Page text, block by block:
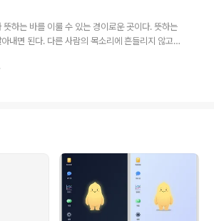
하는 바를 이룰 수 있는 경이로운 곳이다. 뜻하는
내면 된다. 다른 사람의 목소리에 흔들리지 않고
가 되지 않는 한 무한한 자유를 누릴 수 있다. 항상